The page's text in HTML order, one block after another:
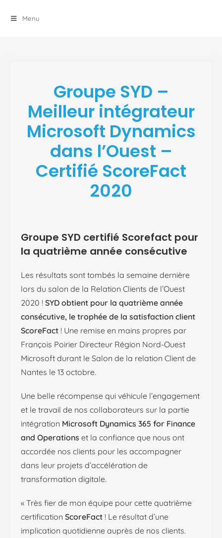
Menu
Groupe SYD –
Meilleur intégrateur
Microsoft Dynamics
dans l’Ouest –
Certifié ScoreFact
2020
Groupe SYD certifié Scorefact pour
la quatrième année consécutive
Les résultats sont tombés la semaine dernière
lors du salon de la Relation Clients de l’Ouest
2020 !SYD obtient pour la quatrième année
consécutive, le trophée de la satisfaction client
ScoreFact ! Une remise en mains propres par
François Poirier Directeur Région Nord-Ouest
Microsoft durant le Salon de la relation Client de
Nantes le 13 octobre.
Une belle récompense qui véhicule l’engagement
et le travail de nos collaborateurs sur la partie
intégration Microsoft Dynamics 365 for Finance
and Operations et la confiance que nous ont
accordée nos clients pour les accompagner
dans leur projets d’accélération de
transformation digitale.
« Très fier de mon équipe pour cette quatrième
certificationScoreFact ! Le résultat d’une
implication quotidienne auprès de nos clients.